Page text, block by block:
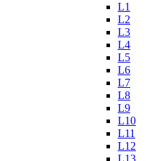
L1
L2
L3
L4
L5
L6
L7
L8
L9
L10
L11
L12